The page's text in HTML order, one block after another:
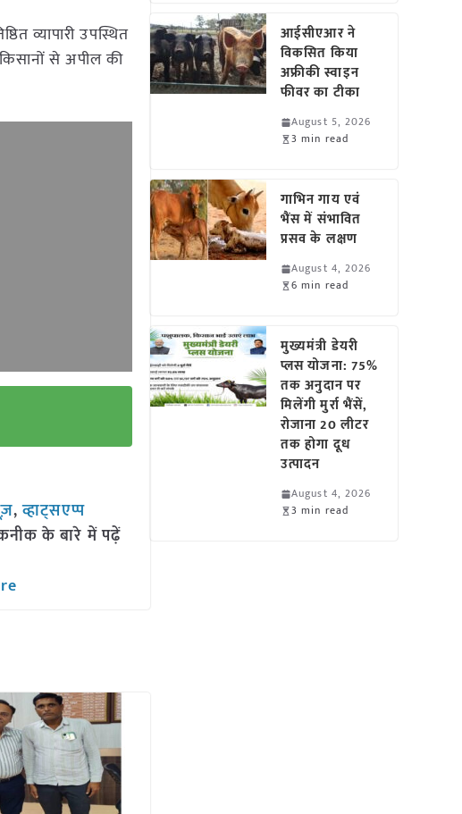
व्यापारी उपस्थित
किसानों से अपील की
,व्हाट्सएप्प
के बारे में पढ़ें
आईसीएआर ने
विकसित किया
अफ्रीकी स्वाइन
फीवर का टीका
August 5, 2026
3 min read
गाभिन गाय एवं
भैंस में संभावित
प्रसव के लक्षण
August 4, 2026
6 min read
मुख्यमंत्री डेयरी
प्लस योजना: 75%
तक अनुदान पर
मिलेंगी मुर्रा भैंसें,
रोजाना 20 लीटर
तक होगा दूध
उत्पादन
August 4, 2026
3 min read